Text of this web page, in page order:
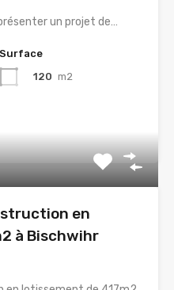
un projet de…
Surface
120 m2
en
à Bischwihr